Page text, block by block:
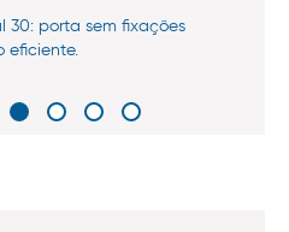
30: porta sem fixações
eficiente.